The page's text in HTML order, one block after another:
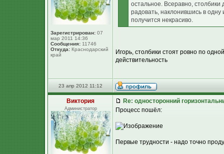
Зарегистрирован: 07
мар 2011 14:36
Сообщения: 11746
Откуда: Краснодарский
край
остальное. Всеравно, столбики
радовать, наклонившись в одну
получится некрасиво.
Игорь, столбики стоят ровно по
действительность
23 апр 2012 11:12
Виктория
Администратор
Re: односторонний
Процесс пошёл:
Первые трудности - надо точно